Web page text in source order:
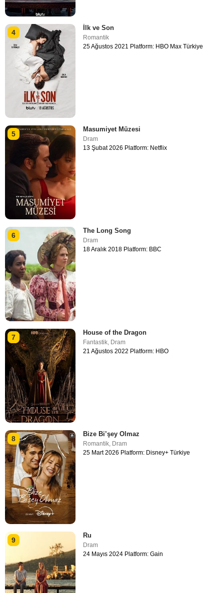
4
İlk ve Son
Romantik
25 Ağustos 2021 Platform: HBO Max Türkiye
5
Masumiyet Müzesi
Dram
13 Şubat 2026 Platform: Netflix
6
The Long Song
Dram
18 Aralık 2018 Platform: BBC
7
House of the Dragon
Fantastik Dram
21 Ağustos 2022 Platform: HBO
8
Bize Bi’şey Olmaz
Romantik, Dram
25 Mart 2026 Platform: Disney+ Türkiye
9
Ru
Dram
24 Mayıs 2024 Platform: Gain